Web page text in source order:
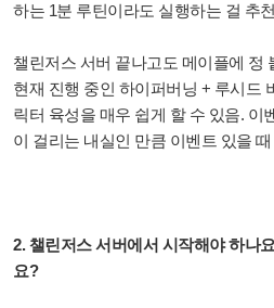
하는 1분 루틴이라도 실행하는 걸 추
챌린저스 서버 끝나고도 메이플에 정
현재 진행 중인 하이퍼버닝 + 루시드
릭터 육성을 매우 쉽게 할 수 있음. 이
이 걸리는 내실인 만큼 이벤트 있을
2. 챌린저스 서버에서 시작해야 하나
요?